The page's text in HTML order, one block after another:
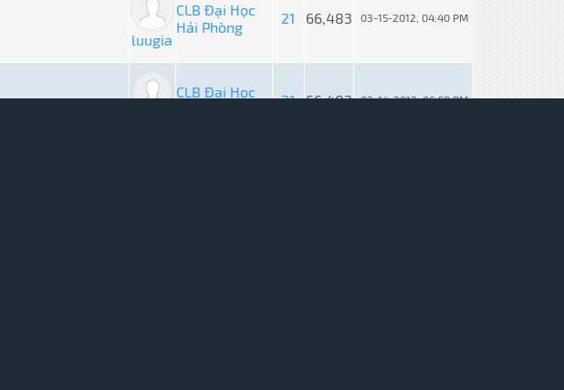
luugia
CLB Đại Học
Hải Phòng
21 66,483 03-15-2012, 04:40 PM
CLB Đại Học
21 66,483 03-14-2012, 06:58 PM